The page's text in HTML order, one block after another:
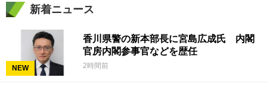
新着ニュース
NEW
香川県警の新本部長に宮島広成氏 内閣
官房内閣参事官などを歴任
2時間前